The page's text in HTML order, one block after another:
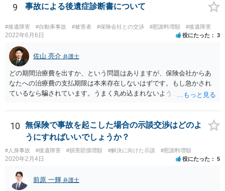
す。 これらが難しくても、通院していた病院のカルテを取り付けるこ
と等で代替が可能な場合もあります。 事故からどの程度期間が経過し
ているがが定かではありませんが、昨年４月から既に１年半年程度経
過しており、時効なども意識しながら対応をしておきたいところで
す。 待っていても事態が打開しない可能性もあるため、依頼の対応が
可能な弁護士に個別に問い合わせ、上記の方法等を参考に進め方を相
談してみるのが望ましいかもしれません。
9 事故による後遺症診断書について
#後遺障害 #自動車事故 #被害者 #保険会社との交渉 #慰謝料増額 #後遺障害
2022年6月6日 役にたった 3
佐山 亮介 弁護士
どの期間治療費を出すか、という問題はありますが、保険会社からあ
なたへの治療費の支払期限は本来存在しないはずです。もし急かされ
ているなら騙されています。うまく丸め込まれないようご注意下さ
せんが、受診したならば提出すべきです。
10
無保険で事故を起こした場合の示談交渉はどのよ
うにすればいいでしょうか？
#人身事故 #後遺障害 #損害賠償増額 #解決に向けた示談 #慰謝料増額
2020年2月4日 役にたった 5
前原 一輝 弁護士